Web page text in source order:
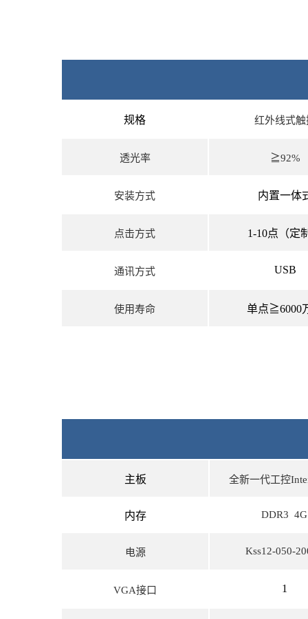
规格 红外线式触
透光率 ≧92%
安装方式 内置一体
点击方式 1-10点（定
通讯方式 USB
使用寿命 单点≧6000
主板 全新一代工控
内存 DDR3 4G
电源 Kss12-050-
VGA接口 1